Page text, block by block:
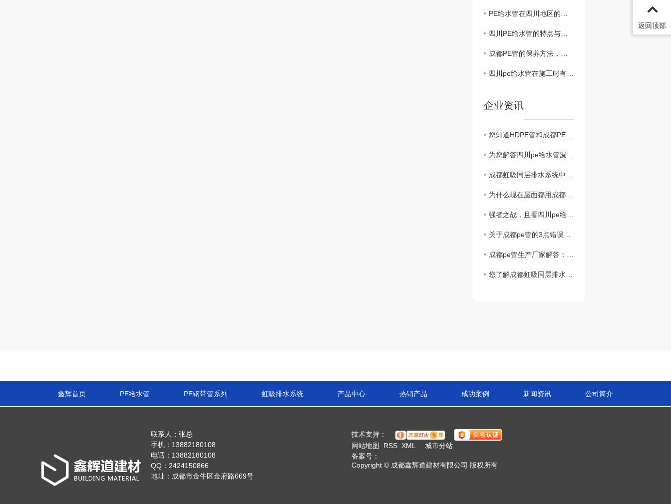
PE给水管在四川地区的市场现状及前景展望
四川PE给水管的特点与应用领域分析
成都PE管的保养方法，你了解吗？
四川pe给水管在施工时有哪些要求呢？
企业资讯
您知道HDPE管和成都PE管的区别有哪些吗？
为您解答四川pe给水管漏水的预防措施？
成都虹吸同层排水系统中雨水斗的作用？
为什么现在屋面都用成都虹吸同层排水系统？
强者之战，且看四川pe给水管和钢管谁胜谁负？
关于成都pe管的3点错误认知你中过招吗？
成都pe管生产厂家解答：pe管真的可以使用50年吗？
您了解成都虹吸同层排水系统的主要构造都是什么吗
鑫辉首页 PE给水管 PE钢带管系列 虹吸排水系统 产品中心 热销产品 成功案例 新闻资讯 公司简介
联系人：张总
手机：13882180108
电话：13882180108
QQ：2424150866
地址：成都市金牛区金府路669号
技术支持：
网站地图
RSS XML 城市分站
城
市
成
备案号：
Copyright © 成都鑫辉道建材有限公司 版权所有
返回顶部